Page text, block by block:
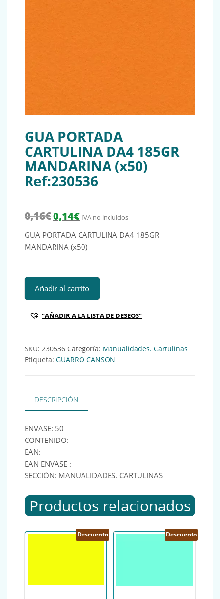
GUA PORTADA
CARTULINA DA4 185GR
MANDARINA (x50)
Ref:230536
0,16€ El precio original era: 0,16€.
0,14€El precio actual es: 0,14€.
IVA no incluidos
GUA PORTADA CARTULINA DA4 185GR
MANDARINA (x50)
GUA PORTADA CARTULINA DA4 185GR MANDARINA
Añadir al carrito
"AÑADIR A LA LISTA DE DESEOS"
SKU: 230536 Categoría: Manualidades. Cartulinas
Etiqueta: GUARRO CANSON
DESCRIPCIÓN
ENVASE: 50
CONTENIDO:
EAN:
EAN ENVASE :
SECCIÓN: MANUALIDADES. CARTULINAS
Productos relacionados
Descuento Descuento